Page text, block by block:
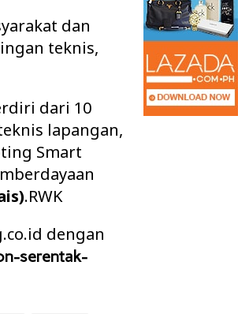
dan
teknis,
dari 10
lapangan,
Smart
.RWK
dengan
serentak-
PGK Usulkan Dialog Terbuka Calon
Wakil Bupati Way Kanan, DPRD Siap
Teruskan Usul…